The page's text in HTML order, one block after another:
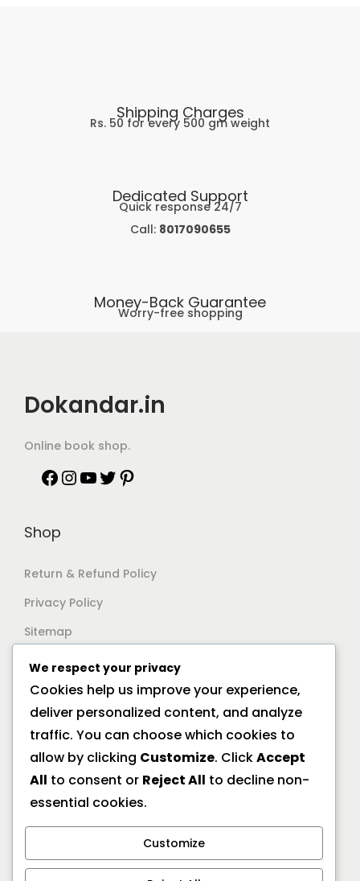
Shipping Charges
Rs. 50 for every 500 gm weight
Dedicated Support
Quick response 24/7
Call: 8017090655
Money-Back Guarantee
Worry-free shopping
Dokandar.in
Online book shop.
Shop
Return & Refund Policy
Privacy Policy
Sitemap
Support
Documentation
Help Center
General FAQs
Offline Location
10/2A Ramanath Majumder Street, Kolkata 700009
We respect your privacy
Cookies help us improve your experience,
deliver personalized content, and analyze
traffic. You can choose which cookies to
allow by clicking Customize. ClickAccept
All to consent or Reject All to decline non-
essential cookies.
Customize